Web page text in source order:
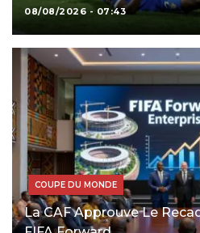
08/08/2026 - 07:43
COUPE DU MONDE
La CAF Approuve Le